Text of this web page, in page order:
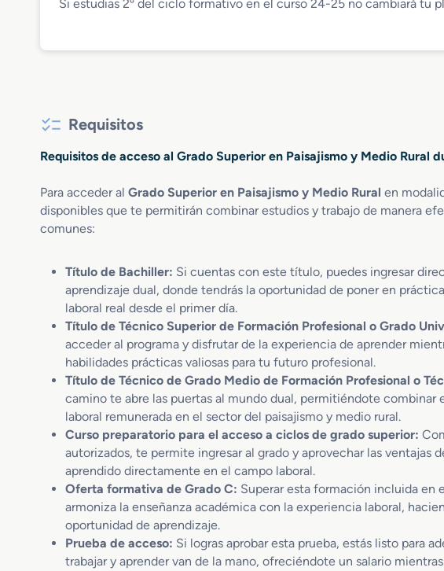
Si estudias 2º del ciclo formativo en el curso 24-25 no cambiará tu
Requisitos
Requisitos de acceso al Grado Superior en Paisajismo y Medio Rural
Para acceder al Grado Superior en Paisajismo y Medio Rural en
disponibles que te permitirán combinar estudios y trabajo de manera
comunes:
Título de Bachiller: Si cuentas con este título, puedes ingresar
aprendizaje dual, donde tendrás la oportunidad de poner en
laboral real desde el primer día.
Título de Técnico Superior de Formación Profesional o Grado
acceder al programa y disfrutar de la experiencia de aprender
habilidades prácticas valiosas para tu futuro profesional.
Título de Técnico de Grado Medio de Formación Profesional o
camino te abre las puertas al mundo dual, permitiéndote
laboral remunerada en el sector del paisajismo y medio rural.
Curso preparatorio para el acceso a ciclos de grado superior:
autorizados, te permite ingresar al grado y aprovechar las ventajas
aprendido directamente en el campo laboral.
Oferta formativa de Grado C: Superar esta formación incluida en
armoniza la enseñanza académica con la experiencia laboral,
oportunidad de aprendizaje.
Prueba de acceso: Si logras aprobar esta prueba, estás listo para
trabajar y aprender van de la mano, ofreciéndote un salario